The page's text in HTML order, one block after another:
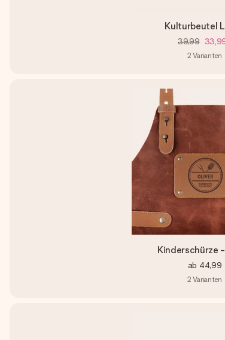
Kulturbeutel
39,99
2 Varianten
Kinderschürze
ab 44,99
2 Varianten